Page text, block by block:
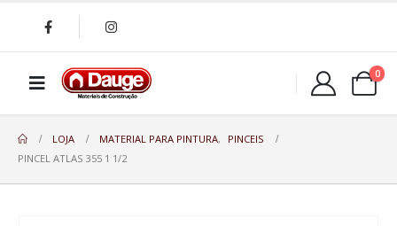
0
LOJA MATERIAL PARA PINTURA,
PINCEIS
PINCEL ATLAS 355 1 1/2